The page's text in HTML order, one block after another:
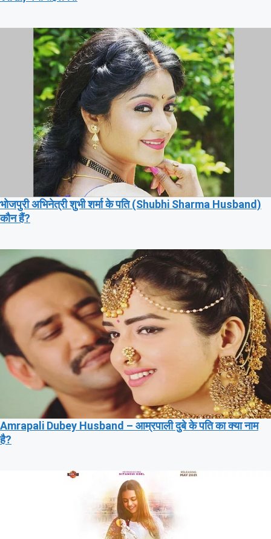
भोजपुरी अभिनेत्री शुभी शर्मा के पति (Shubhi Sharma Husband)
कौन हैं?
Amrapali Dubey Husband – आम्रपाली दुबे के पति का क्या नाम
है?